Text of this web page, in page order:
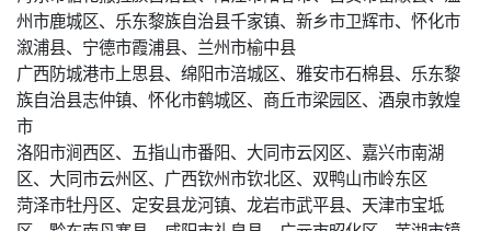
州市鹿城区、乐东黎族自治县千家镇、新乡市卫辉市、怀化市
溆浦县、宁德市霞浦县、兰州市榆中县
广西防城港市上思县、绵阳市涪城区、雅安市石棉县、乐东黎
族自治县志仲镇、怀化市鹤城区、商丘市梁园区、酒泉市敦煌
市
洛阳市涧西区、五指山市番阳、大同市云冈区、嘉兴市南湖
区、大同市云州区、广西钦州市钦北区、双鸭山市岭东区
菏泽市牡丹区、定安县龙河镇、龙岩市武平县、天津市宝坻